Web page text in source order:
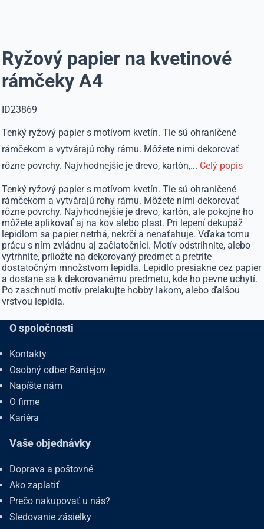
Ryžový papier na kvetinové
rámčeky A4
ID23869
Tenký ryžový papier s motívom kvetín. Tie sú ohraničené
rámčekom a vytvárajú rohy rámu. Môžete nimi dekorovať
rôzne povrchy. Najvhodnejšie je drevo, kartón,... Celý popis
Tenký ryžový papier s motívom kvetín. Tie sú ohraničené
rámčekom a vytvárajú rohy rámu. Môžete nimi dekorovať
rôzne povrchy. Najvhodnejšie je drevo, kartón, ale pokojne ho
môžete aplikovať aj na kov alebo plast. Pri lepení dekupáž
lepidlom sa papier netrhá, nekrčí a nenaťahuje. Vďaka tomu
prácu s ním zvládnu aj začiatočníci. Motív odstrihnite, alebo
vytrhnite, priložte na dekorovaný predmet a pretrite
dostatočným množstvom lepidla. Lepidlo presiakne cez papier
a dostane sa k dekorovanému predmetu, kde ho pevne uchytí.
Po zaschnutí motív prelakujte hobby lakom, alebo ďalšou
vrstvou lepidla.
O spoločnosti
Kontakty
Osobný odber Bardejov
Napíšte nám
O firme
Kariéra
Vaše objednávky
Doprava a poštovné
Ako zaplatiť
Prečo nakupovať u nás?
Sledovanie zásielky